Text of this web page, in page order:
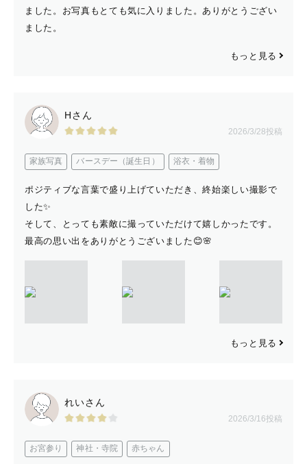
ました。お写真もとても気に入りました。ありがとうござい
ました。
もっと見る
Hさん
2026/3/28投稿
家族写真 バースデー（誕生日） 浴衣・着物
ポジティブな言葉で盛り上げていただき、終始楽しい撮影で
した✨
そして、とっても素敵に撮っていただけて嬉しかったです。
最高の思い出をありがとうございました😊🌸
もっと見る
れいさん
2026/3/16投稿
お宮参り 神社・寺院 赤ちゃん